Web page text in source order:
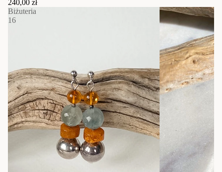
240,00 zł
Biżuteria
16